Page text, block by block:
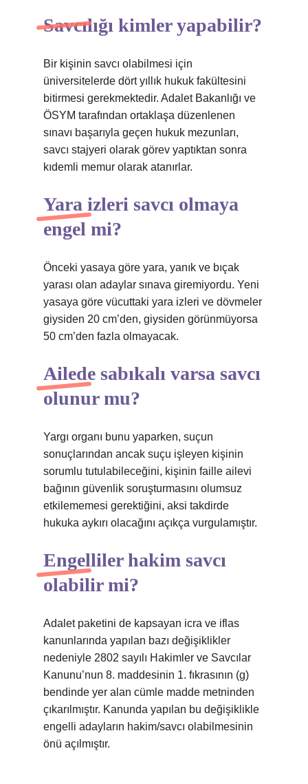
Savcılığı kimler yapabilir?
Bir kişinin savcı olabilmesi için
üniversitelerde dört yıllık hukuk fakültesini
bitirmesi gerekmektedir. Adalet Bakanlığı ve
ÖSYM tarafından ortaklaşa düzenlenen
sınavı başarıyla geçen hukuk mezunları,
savcı stajyeri olarak görev yaptıktan sonra
kıdemli memur olarak atanırlar.
Yara izleri savcı olmaya
engel mi?
Önceki yasaya göre yara, yanık ve bıçak
yarası olan adaylar sınava giremiyordu. Yeni
yasaya göre vücuttaki yara izleri ve dövmeler
giysiden 20 cm’den, giysiden görünmüyorsa
50 cm’den fazla olmayacak.
Ailede sabıkalı varsa savcı
olunur mu?
Yargı organı bunu yaparken, suçun
sonuçlarından ancak suçu işleyen kişinin
sorumlu tutulabileceğini, kişinin faille ailevi
bağının güvenlik soruşturmasını olumsuz
etkilememesi gerektiğini, aksi takdirde
hukuka aykırı olacağını açıkça vurgulamıştır.
Engelliler hakim savcı
olabilir mi?
Adalet paketini de kapsayan icra ve iflas
kanunlarında yapılan bazı değişiklikler
nedeniyle 2802 sayılı Hakimler ve Savcılar
Kanunu’nun 8. maddesinin 1. fıkrasının (g)
bendinde yer alan cümle madde metninden
çıkarılmıştır. Kanunda yapılan bu değişiklikle
engelli adayların hakim/savcı olabilmesinin
önü açılmıştır.